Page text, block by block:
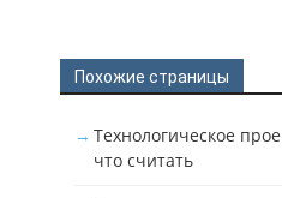
Похожие страницы
Технологическое
что считать